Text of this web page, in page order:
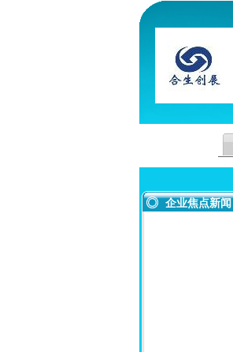
企业焦点新闻